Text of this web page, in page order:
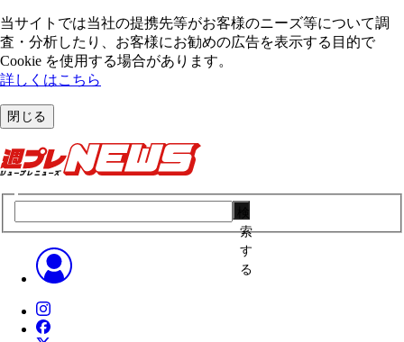
当サイトでは当社の提携先等がお客様のニーズ等について調
査・分析したり、お客様にお勧めの広告を表⽰する⽬的で
Cookie を使⽤する場合があります。
詳しくはこちら
閉じる
索
す
る